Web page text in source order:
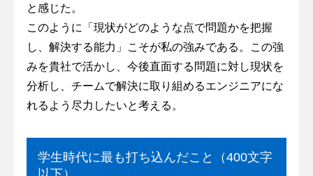
と感じた。
このように「現状がどのような点で問題かを把握
し、解決する能力」こそが私の強みである。この強
みを貴社で活かし、今後直面する問題に対し現状を
分析し、チームで解決に取り組めるエンジニアにな
れるよう尽力したいと考える。
学生時代に最も打ち込んだこと（400文字